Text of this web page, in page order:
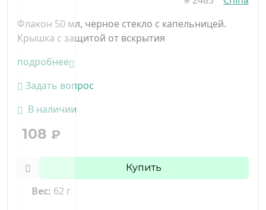
Флакон 50 мл, черное стекло с капельницей.
Крышка с защитой от вскрытия
подробнее
Задать вопрос
В наличии
108 ₽
Купить
Вес: 62 г